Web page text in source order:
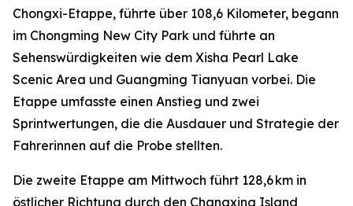
Chongxi-Etappe, führte über 108,6 Kilometer, begann
im Chongming New City Park und führte an
Sehenswürdigkeiten wie dem Xisha Pearl Lake
Scenic Area und Guangming Tianyuan vorbei. Die
Etappe umfasste einen Anstieg und zwei
Sprintwertungen, die die Ausdauer und Strategie der
Fahrerinnen auf die Probe stellten.
Die zweite Etappe am Mittwoch führt 128,6 km in
östlicher Richtung durch den Changxing Island